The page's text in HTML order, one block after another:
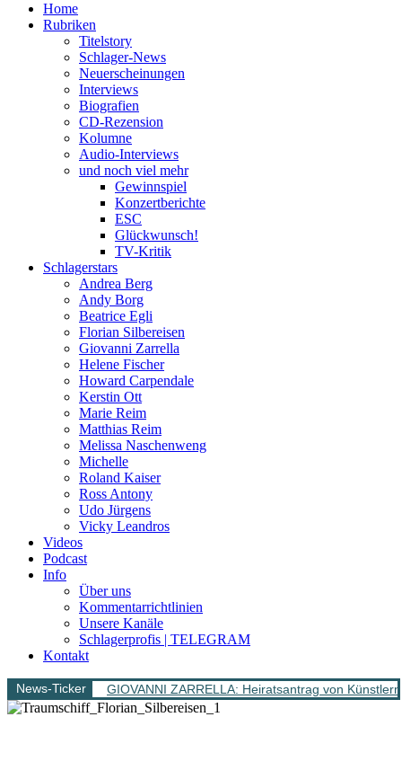
Home
Rubriken
Titelstory
Schlager-News
Neuerscheinungen
Interviews
Biografien
CD-Rezension
Kolumne
Audio-Interviews
und noch viel mehr
Gewinnspiel
Konzertberichte
ESC
Glückwunsch!
TV-Kritik
Schlagerstars
Andrea Berg
Andy Borg
Beatrice Egli
Florian Silbereisen
Giovanni Zarrella
Helene Fischer
Howard Carpendale
Kerstin Ott
Marie Reim
Matthias Reim
Melissa Naschenweng
Michelle
Roland Kaiser
Ross Antony
Udo Jürgens
Vicky Leandros
Videos
Podcast
Info
Über uns
Kommentarrichtlinien
Unsere Kanäle
Schlagerprofis | TELEGRAM
Kontakt
News-Ticker GIOVANNI ZARRELLA: Heiratsantrag von